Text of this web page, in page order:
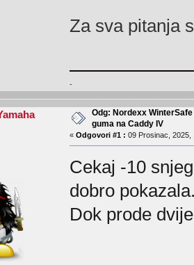
Za sva pitanja
-
Odg: Nordexx
guma na Caddy IV
« Odgovori #1 : 09 Prosinac, 2025,
Cekaj -10
dobro
Dok prode